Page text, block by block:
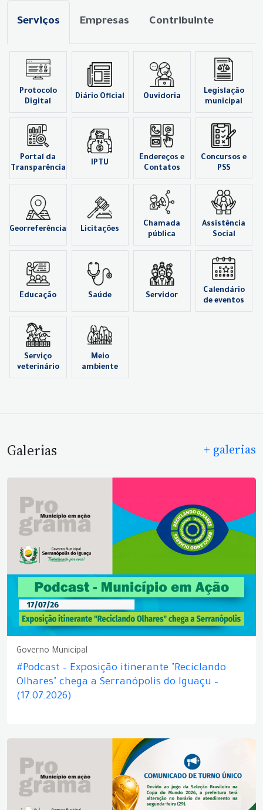
Serviços Empresas Contribuinte
Protocolo
Digital
Diário Oficial Ouvidoria
Legislação
municipal
Portal da
Transparência
IPTU
Endereços e
Contatos
Concursos e
PSS
Georreferência Licitações
Chamada
pública
Assistência
Social
Educação Saúde Servidor
Calendário
de eventos
Serviço
veterinário
Meio
ambiente
Galerias + galerias
Governo Municipal
#Podcast – Exposição itinerante "Reciclando
Olhares" chega a Serranópolis do Iguaçu –
(17.07.2026)